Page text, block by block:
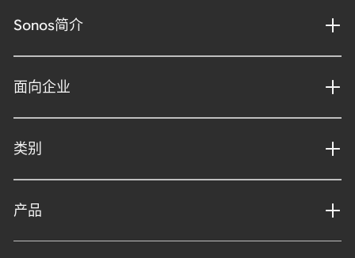
Sonos简介
面向企业
类别
产品